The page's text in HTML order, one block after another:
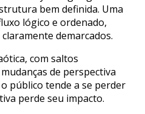
bem definida. Uma
lógico e ordenado,
demarcados.
com saltos
de perspectiva
público tende a se perder
perde seu impacto.